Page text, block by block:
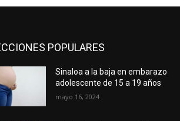
POPULARES
Sinaloa a la baja en embarazo
adolescente de 15 a 19 años
mayo 16, 2024